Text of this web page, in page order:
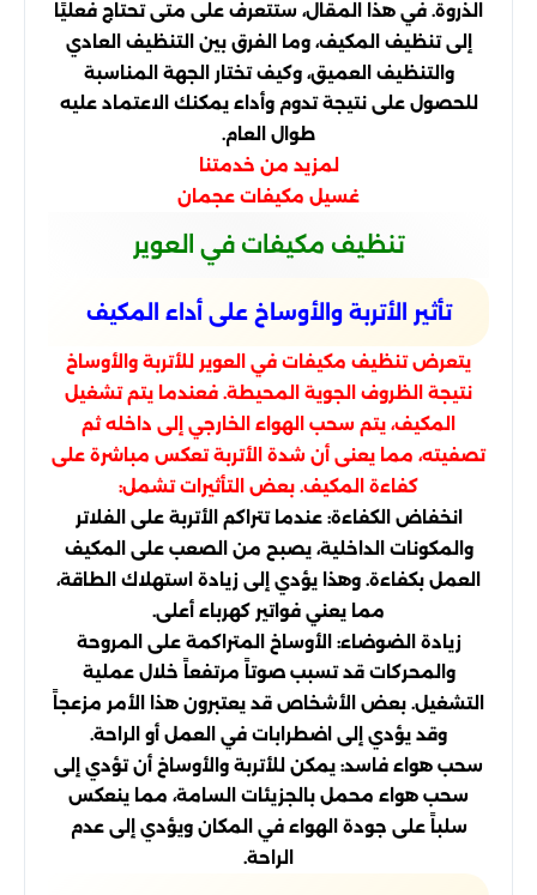
الذروة. في هذا المقال، ستتعرف على متى تحتاج فعليًا
إلى تنظيف المكيف، وما الفرق بين التنظيف العادي
والتنظيف العميق، وكيف تختار الجهة المناسبة
للحصول على نتيجة تدوم وأداء يمكنك الاعتماد عليه
طوال العام.
لمزيد من خدمتنا
غسيل مكيفات عجمان
تنظيف مكيفات في العوير
تأثير الأتربة والأوساخ على أداء المكيف
يتعرض تنظيف مكيفات في العوير للأتربة والأوساخ
نتيجة الظروف الجوية المحيطة. فعندما يتم تشغيل
المكيف، يتم سحب الهواء الخارجي إلى داخله ثم
تصفيته، مما يعنى أن شدة الأتربة تعكس مباشرة على
كفاءة المكيف. بعض التأثيرات تشمل:
انخفاض الكفاءة: عندما تتراكم الأتربة على الفلاتر
والمكونات الداخلية، يصبح من الصعب على المكيف
العمل بكفاءة. وهذا يؤدي إلى زيادة استهلاك الطاقة،
مما يعني فواتير كهرباء أعلى.
زيادة الضوضاء: الأوساخ المتراكمة على المروحة
والمحركات قد تسبب صوتاً مرتفعاً خلال عملية
التشغيل. بعض الأشخاص قد يعتبرون هذا الأمر مزعجاً
وقد يؤدي إلى اضطرابات في العمل أو الراحة.
سحب هواء فاسد: يمكن للأتربة والأوساخ أن تؤدي إلى
سحب هواء محمل بالجزيئات السامة، مما ينعكس
سلباً على جودة الهواء في المكان ويؤدي إلى عدم
الراحة.